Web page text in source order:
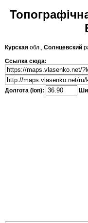
Курская обл., Солнцевский
Ссылка сюда:
Долгота (lon):